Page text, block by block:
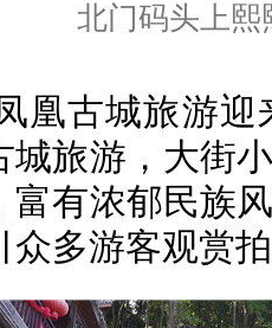
北门码头上熙
凰古城旅游
城旅游，大街
富有浓郁民族
众多游客观赏